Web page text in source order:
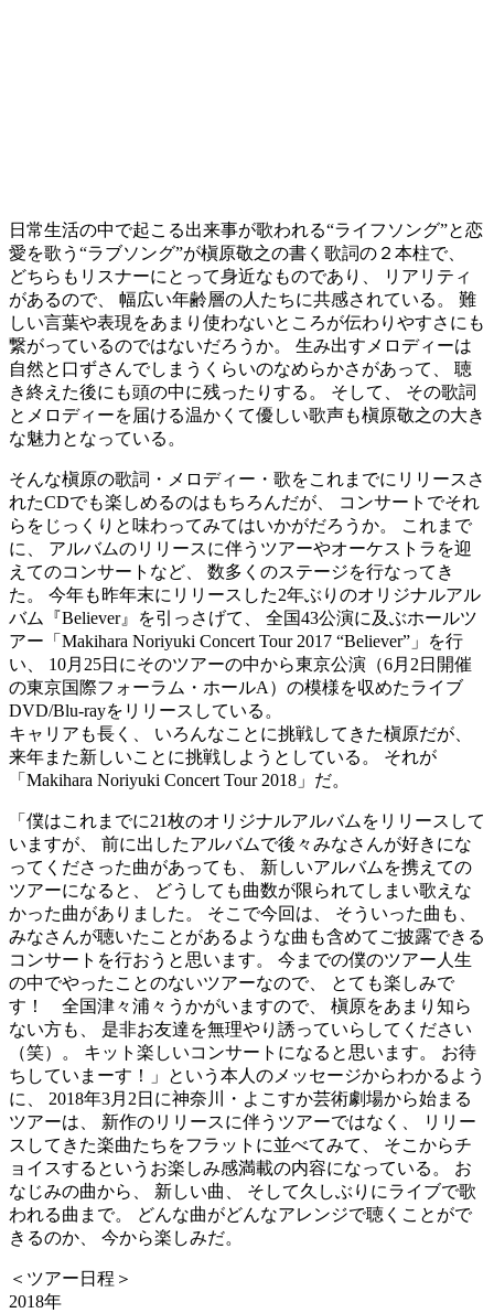
日常生活の中で起こる出来事が歌われる“ライフソング”と恋
愛を歌う“ラブソング”が槇原敬之の書く歌詞の２本柱で、
どちらもリスナーにとって身近なものであり、 リアリティ
があるので、 幅広い年齢層の人たちに共感されている。 難
しい言葉や表現をあまり使わないところが伝わりやすさにも
繋がっているのではないだろうか。 生み出すメロディーは
自然と口ずさんでしまうくらいのなめらかさがあって、 聴
き終えた後にも頭の中に残ったりする。 そして、 その歌詞
とメロディーを届ける温かくて優しい歌声も槇原敬之の大き
な魅力となっている。
そんな槇原の歌詞・メロディー・歌をこれまでにリリースさ
れたCDでも楽しめるのはもちろんだが、 コンサートでそれ
らをじっくりと味わってみてはいかがだろうか。 これまで
に、 アルバムのリリースに伴うツアーやオーケストラを迎
えてのコンサートなど、 数多くのステージを行なってき
た。 今年も昨年末にリリースした2年ぶりのオリジナルアル
バム『Believer』を引っさげて、 全国43公演に及ぶホールツ
アー「Makihara Noriyuki Concert Tour 2017 “Believer”」を行
い、 10月25日にそのツアーの中から東京公演（6月2日開催
の東京国際フォーラム・ホールA）の模様を収めたライブ
DVD/Blu-rayをリリースしている。
キャリアも長く、 いろんなことに挑戦してきた槇原だが、
来年また新しいことに挑戦しようとしている。 それが
「Makihara Noriyuki Concert Tour 2018」だ。
「僕はこれまでに21枚のオリジナルアルバムをリリースして
いますが、 前に出したアルバムで後々みなさんが好きにな
ってくださった曲があっても、 新しいアルバムを携えての
ツアーになると、 どうしても曲数が限られてしまい歌えな
かった曲がありました。 そこで今回は、 そういった曲も、
みなさんが聴いたことがあるような曲も含めてご披露できる
コンサートを行おうと思います。 今までの僕のツアー人生
の中でやったことのないツアーなので、 とても楽しみで
す！ 全国津々浦々うかがいますので、 槇原をあまり知ら
ない方も、 是非お友達を無理やり誘っていらしてください
（笑）。 キット楽しいコンサートになると思います。 お待
ちしていまーす！」という本人のメッセージからわかるよう
に、 2018年3月2日に神奈川・よこすか芸術劇場から始まる
ツアーは、 新作のリリースに伴うツアーではなく、 リリー
スしてきた楽曲たちをフラットに並べてみて、 そこからチ
ョイスするというお楽しみ感満載の内容になっている。 お
なじみの曲から、 新しい曲、 そして久しぶりにライブで歌
われる曲まで。 どんな曲がどんなアレンジで聴くことがで
きるのか、 今から楽しみだ。
＜ツアー日程＞
2018年